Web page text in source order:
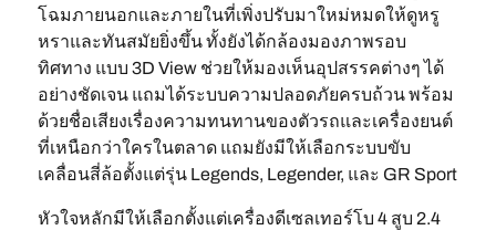
โฉมภายนอกและภายในที่เพิ่งปรับมาใหม่หมดให้ดูหรู
หราและทันสมัยยิ่งขึ้น ทั้งยังได้กล้องมองภาพรอบ
ทิศทาง แบบ 3D View ช่วยให้มองเห็นอุปสรรคต่างๆ ได้
อย่างชัดเจน แถมได้ระบบความปลอดภัยครบถ้วน พร้อม
ด้วยชื่อเสียงเรื่องความทนทานของตัวรถและเครื่องยนต์
ที่เหนือกว่าใครในตลาด แถมยังมีให้เลือกระบบขับ
เคลื่อนสี่ล้อตั้งแต่รุ่น Legends, Legender, และ GR Sport
หัวใจหลักมีให้เลือกตั้งแต่เครื่องดีเซลเทอร์โบ 4 สูบ 2.4